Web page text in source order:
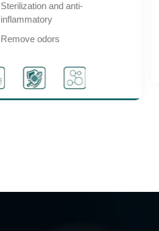
Sterilization and anti-
inflammatory
Remove odors
Solve itching